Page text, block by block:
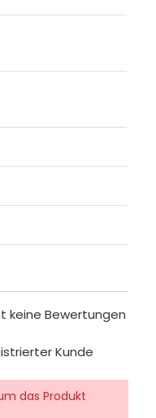
keine Bewertungen
Kunde
das Produkt